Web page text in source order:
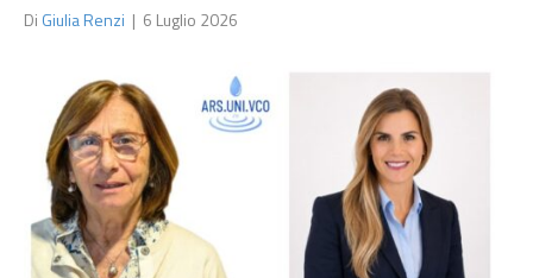
Di Giulia Renzi | 6 Luglio 2026